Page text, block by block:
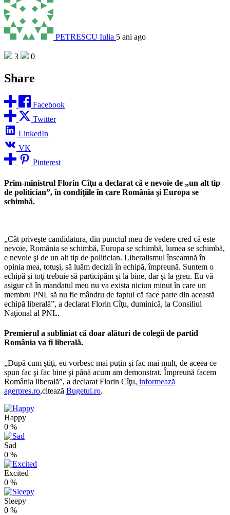
PETRESCU Iulia 5 ani ago
3 0
Share
Facebook
Twitter
LinkedIn
VK
Pinterest
Prim-ministrul Florin Cîţu a declarat că e nevoie de „un alt tip
de politician”, în condiţiile în care România şi Europa se
schimbă.
„Cât priveşte candidatura, din punctul meu de vedere cred că este
nevoie, România se schimbă, Europa se schimbă, lumea se schimbă,
e nevoie şi de un alt tip de politician. Liberalismul înseamnă în
opinia mea, totuşi, să luăm decizii în echipă, împreună. Suntem o
echipă şi toţi trebuie să participăm şi la bine, dar şi la greu. Eu vă
asigur că în mandatul meu nu va exista niciun minut în care un
membru PNL să nu fie mândru de faptul că face parte din această
echipă liberală”, a declarat Florin Cîţu, duminică, la Consiliul
Naţional al PNL.
Premierul a subliniat că doar alături de colegii de partid
România va fi liberală.
„După cum ştiţi, eu vorbesc mai puţin şi fac mai mult, de aceea ce
spun fac şi fac bine şi până acum am demonstrat. Împreună facem
România liberală”, a declarat Florin Cîţu, informează
agerpres.ro,citează Bugetul.ro.
Happy
0 %
Sad
0 %
Excited
0 %
Sleepy
0 %